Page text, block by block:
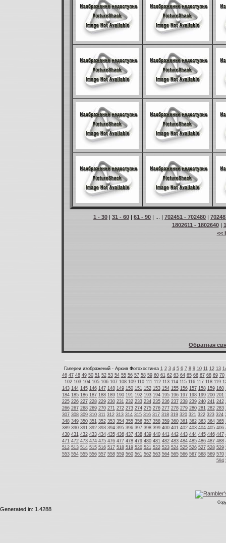
1 - 30 | 31 - 60 | 61 - 90 | ... | 702451 - 702480 |
1802611 - 1802640|
<<
Обратная
Галереи изображений - Архив Фотохостинга 1 2 3 4 5 6 7 8 9 10 11 12 13
46 47 48 49 50 51 52 53 54 55 56 57 58 59 60 61 62 63 64 65 66 67 68 69 70
102 103 104 105 106 107 108 109 110 111 112 113 114 115 116 117 118 119
143 144 145 146 147 148 149 150 151 152 153 154 155 156 157 158 159 160
184 185 186 187 188 189 190 191 192 193 194 195 196 197 198 199 200 201
225 226 227 228 229 230 231 232 233 234 235 236 237 238 239 240 241 242
266 267 268 269 270 271 272 273 274 275 276 277 278 279 280 281 282 283
307 308 309 310 311 312 313 314 315 316 317 318 319 320 321 322 323 324
348 349 350 351 352 353 354 355 356 357 358 359 360 361 362 363 364 365
389 390 391 392 393 394 395 396 397 398 399 400 401 402 403 404 405 406
430 431 432 433 434 435 436 437 438 439 440 441 442 443 444 445 446 447
471 472 473 474 475 476 477 478 479 480 481 482 483 484 485 486 487 488
512 513 514 515 516 517 518 519 520 521 522 523 524 525 526 527 528 529
553 554 555 556 557 558 559 560 561 562 563 564 565 566 567 568 569 570
594
Generated in: 1.4288